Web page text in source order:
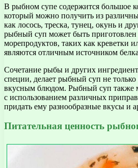
В рыбном супе содержится большое
который можно получить из
как лосось, треска, тунец, окунь и
рыбный суп может быть приготовлен
морепродуктов, таких как креветки
являются отличным источником
Сочетание рыбы и других
специи, делает рыбный суп не
вкусным блюдом. Рыбный суп также
с использованием различных
придать ему разнообразные вкусы и
Питательная ценность